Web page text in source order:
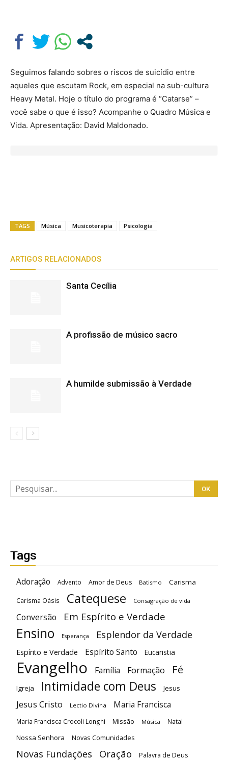
Seguimos falando sobres o riscos de suicídio entre
aqueles que escutam Rock, em especial na sub-cultura
Heavy Metal. Hoje o título do programa é “Catarse” –
você sabe o que é isso? Acompanhe o Quadro Música e
Vida. Apresentação: David Maldonado.
TAGS Música Musicoterapia Psicologia
ARTIGOS RELACIONADOS
Santa Cecília
A profissão de músico sacro
A humilde submissão à Verdade
Tags
Adoração Advento Amor de Deus Batismo Carisma
Carisma Oásis Catequese Consagração de vida
Conversão Em Espírito e Verdade
Ensino Esperança Esplendor da Verdade
Espírito e Verdade Espírito Santo Eucaristia
Evangelho Família Formação Fé
Igreja Intimidade com Deus Jesus
Jesus Cristo Lectio Divina Maria Francisca
Maria Francisca Crocoli Longhi Missão Música Natal
Nossa Senhora Novas Comunidades
Novas Fundações Oração Palavra de Deus